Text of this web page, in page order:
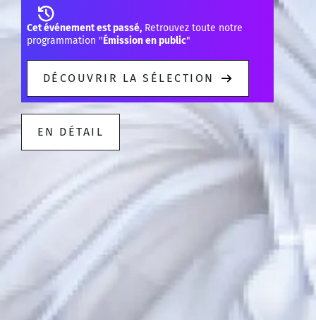
Cet événement est passé, Retrouvez toute notre
programmation "Émission en public"
DÉCOUVRIR LA SÉLECTION
EN DÉTAIL